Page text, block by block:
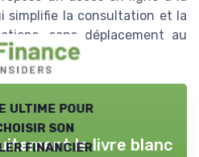
simplifie la consultation et la
sans déplacement au
ultime pour
son
financierle livre blanc